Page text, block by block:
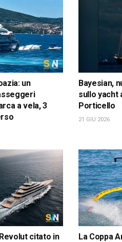
un
a vela, 3
Bayesian,
sullo yacht
Porticello
21 GIU 2026
citato in
La Coppa